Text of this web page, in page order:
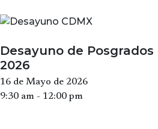
Desayuno de Posgrados
2026
16 de Mayo de 2026
9:30 am - 12:00 pm